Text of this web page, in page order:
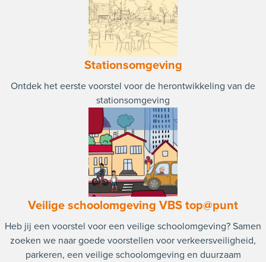
Stationsomgeving
Ontdek het eerste voorstel voor de herontwikkeling van de
stationsomgeving
Veilige schoolomgeving VBS top@punt
Heb jij een voorstel voor een veilige schoolomgeving? Samen
zoeken we naar goede voorstellen voor verkeersveiligheid,
parkeren, een veilige schoolomgeving en duurzaam